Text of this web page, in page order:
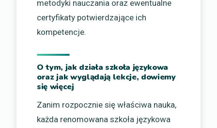
metodyki nauczania oraz ewentualne
certyfikaty potwierdzające ich
kompetencje.
O tym, jak działa szkoła językowa
oraz jak wyglądają lekcje, dowiemy
się więcej
Zanim rozpocznie się właściwa nauka,
każda renomowana szkoła językowa